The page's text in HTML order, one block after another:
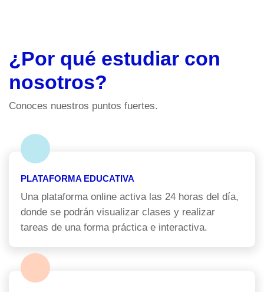
¿Por qué estudiar con
nosotros?
Conoces nuestros puntos fuertes.
PLATAFORMA EDUCATIVA
Una plataforma online activa las 24 horas del día,
donde se podrán visualizar clases y realizar
tareas de una forma práctica e interactiva.